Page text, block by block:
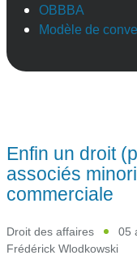
OBBBA
Modèle de
Enfin un droit
associés
commerciale
Droit des affaires
05
Frédérick Wlodkowski